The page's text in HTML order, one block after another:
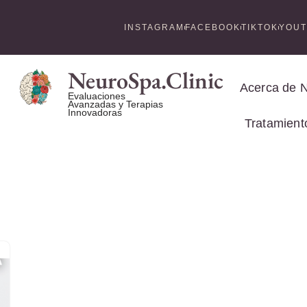
INSTAGRAM FACEBOOKTIKTOK
NeuroSpa.Clinic
Evaluaciones
Avanzadas y Terapias
Innovadoras
Acerca de